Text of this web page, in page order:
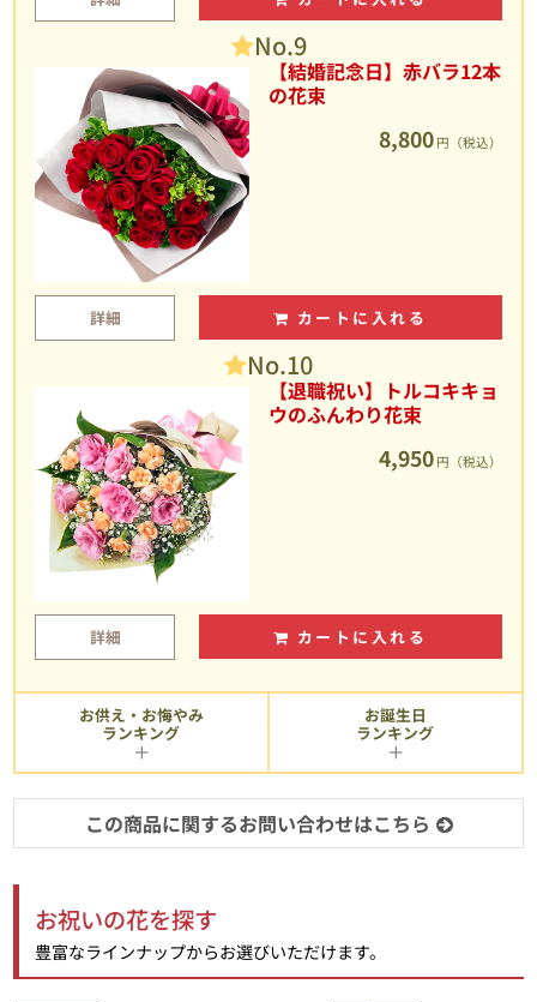
No.9
【結婚記念日】赤バラ12本
の花束
8,800 円（税込）
詳細 カートに入れる
No.10
【退職祝い】トルコキキョ
ウのふんわり花束
4,950 円（税込）
詳細 カートに入れる
お供え・お悔やみ
ランキング
お誕生日
ランキング
この商品に関するお問い合わせはこちら
お祝いの花を探す
豊富なラインナップからお選びいただけます。